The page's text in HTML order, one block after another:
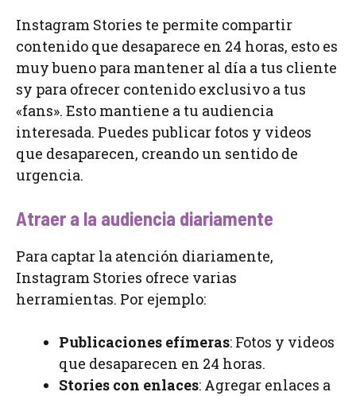
Instagram Stories te permite compartir
contenido que desaparece en 24 horas, esto es
muy bueno para mantener al día a tus cliente
sy para ofrecer contenido exclusivo a tus
«fans». Esto mantiene a tu audiencia
interesada. Puedes publicar fotos y videos
que desaparecen, creando un sentido de
urgencia.
Atraer a la audiencia diariamente
Para captar la atención diariamente,
Instagram Stories ofrece varias
herramientas. Por ejemplo:
Publicaciones efímeras: Fotos y videos
que desaparecen en 24 horas.
Stories con enlaces: Agregar enlaces a